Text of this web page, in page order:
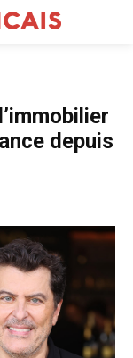
depuis